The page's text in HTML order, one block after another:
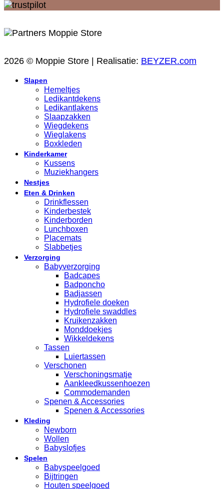
2026 © Moppie Store | Realisatie: BEYZER.com
Slapen
Hemeltjes
Ledikantdekens
Ledikantlakens
Slaapzakken
Wiegdekens
Wieglakens
Boxkleden
Kinderkamer
Kussens
Muziekhangers
Nestjes
Eten & Drinken
Drinkflessen
Kinderbestek
Kinderborden
Lunchboxen
Placemats
Slabbetjes
Verzorging
Babyverzorging
Badcapes
Badponcho
Badjassen
Hydrofiele doeken
Hydrofiele swaddles
Kruikenzakken
Monddoekjes
Wikkeldekens
Tassen
Luiertassen
Verschonen
Verschoningsmatje
Aankleedkussenhoezen
Commodemanden
Spenen & Accessories
Spenen & Accessories
Kleding
Newborn
Wollen
Babyslofjes
Spelen
Babyspeelgoed
Bijtringen
Houten speelgoed